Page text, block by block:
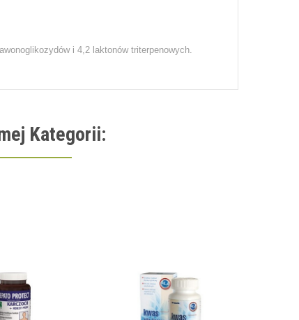
i 4,2 laktonów triterpenowych.
Kategorii: